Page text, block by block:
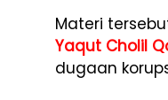
Materi
Yaqut Cholil
dugaan